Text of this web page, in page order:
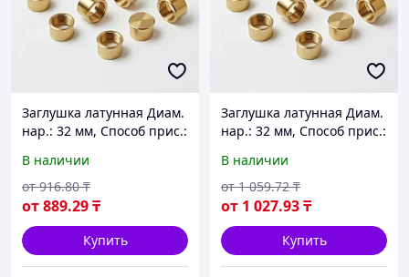
Заглушка латунная Диам.
нар.: 32 мм, Способ прис.:
В наличии
от889.29₸
от 916.80 ₸
Купить
Заглушка латунная Диам.
нар.: 32 мм, Способ прис.:
В наличии
от 1 027.93₸
от 1 059.72 ₸
Купить